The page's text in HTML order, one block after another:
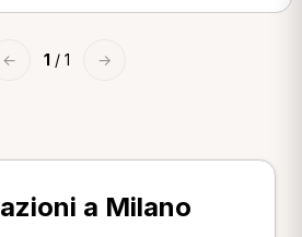
← 1 / 1 →
a Milano